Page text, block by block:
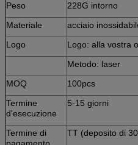
Peso
228G intorno
Materiale
acciaio
Logo
Logo: alla vostra
Metodo: laser
MOQ
100pcs
Termine
d'esecuzione
5-15 giorni
Termine di
TT (deposito di